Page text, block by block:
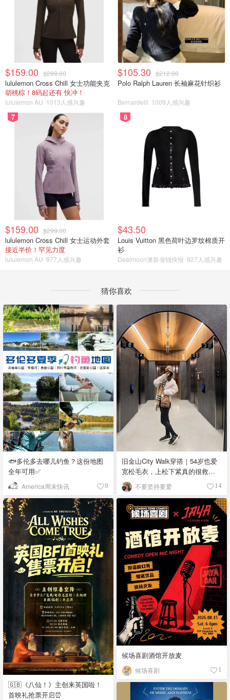
$159.00 $299.00
lululemon Cross Chill 女士功能夹克
胡桃棕！8码起还有 快冲！
lululemon AU 1013人感兴趣
$105.30 $212.00
Polo Ralph Lauren 长袖麻花针织衫
Bernardelli 1009人感兴趣
7
$159.00 $299.00
lululemon Cross Chill 女士运动外套
接近半价！罕见力度
lululemon AU 977人感兴趣
8
$43.50
Louis Vuitton 黑色荷叶边罗纹棉质开
衫
Dealmoon澳新省钱快报 927人感兴趣
猜你喜欢
🐟多伦多去哪儿钓鱼？这份地图
全年可用✅
America周末快讯 9
旧金山City Walk穿搭｜54岁也爱
宽松毛衣，上松下紧真的很救比
例
不要坚持要爱 14
🇬🇧《八仙！》主创来英国啦！
首映礼抢票开启⏰
候场喜剧酒馆开放麦
候场喜剧 1